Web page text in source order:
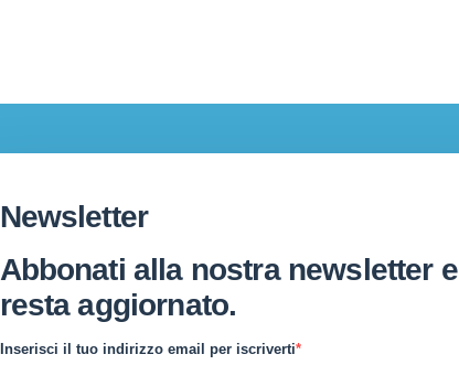
Newsletter
Abbonati alla nostra newsletter e
resta aggiornato.
Inserisci il tuo indirizzo email per iscriverti